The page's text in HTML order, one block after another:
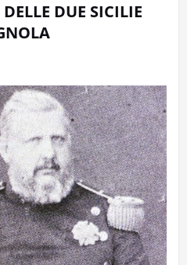
DUE SICILIE